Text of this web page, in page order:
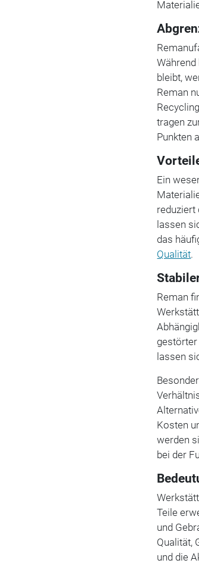
bleibt,
Reman
tragen
Punkten
Ein
reduziert
lassen
das
Qualität.
Reman
lassen
Kosten
werden
bei der
Teile
und
Qualität,
und die